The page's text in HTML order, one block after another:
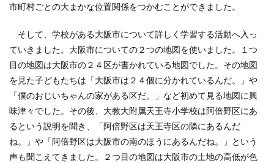
市町村ごとの大まかな位置関係をつかむことができました。
そして、学校がある大阪市について詳しく学習する活動へ入っ
ていきました。大阪市についての２つの地図を使いました。１つ
目の地図は大阪市の２４区が書かれている地図でした。その地図
を見た子どもたちは「大阪市は２４個に分かれているんだ。」や
「僕のおじいちゃんの家がある区だ。」など初めて見る地図に興
味津々でした。その後、大教大附属天王寺小学校は阿倍野区にあ
るという説明を聞き、「阿倍野区は天王寺区の隣にあるんだ
ね。」や「阿倍野区は大阪市の南のほうにあるんだね。」という
声も聞こえてきました。２つ目の地図は大阪市の土地の高低が色